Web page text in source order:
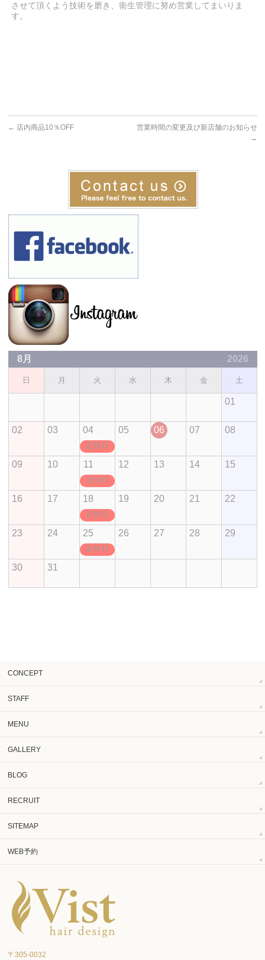
させて頂くよう技術を磨き、衛生管理に努め営業してまいりま
す。
← 店内商品10％OFF
営業時間の変更及び新店舗のお知らせ
→
8月 2026
日 月 火 水 木 金 土
01
02 03 04
定休日
05 06 07 08
09 10 11
定休日
12 13 14 15
16 17 18
定休日
19 20 21 22
23 24 25
定休日
26 27 28 29
30 31
CONCEPT
STAFF
MENU
GALLERY
BLOG
RECRUIT
SITEMAP
WEB予約
〒305-0032